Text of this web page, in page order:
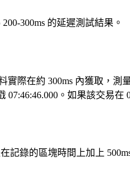
300ms 的延遲測試結果。
際在約 300ms 內獲取，測
07:46:46.000。如果該交易在
記錄的區塊時間上加上